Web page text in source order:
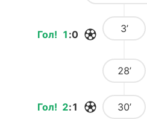
Гол! 1 :0 3’
28’
Гол! 2:1 30’